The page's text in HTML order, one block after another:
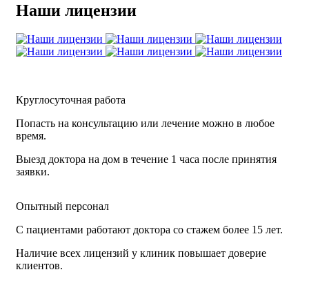
Наши лицензии
Круглосуточная работа
Попасть на консультацию или лечение можно в любое
время.
Выезд доктора на дом в течение 1 часа после принятия
заявки.
Опытный персонал
С пациентами работают доктора со стажем более 15 лет.
Наличие всех лицензий у клиник повышает доверие
клиентов.